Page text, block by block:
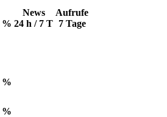
%
News
24 h / 7 T
Aufrufe
7 Tage
%
%